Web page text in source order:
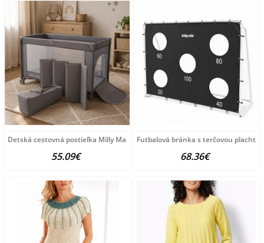
Detská cestovná postieľka Milly Mally
55.09€
Futbalová bránka s terčovou
68.36€